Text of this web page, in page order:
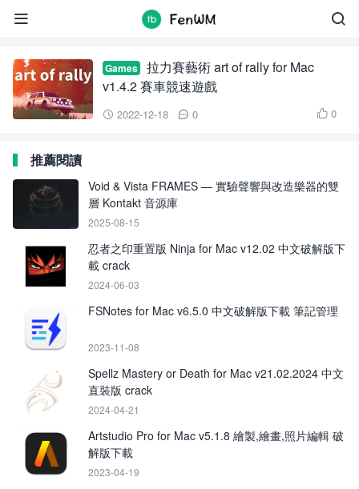


Games
拉力賽藝術 art of rally for Mac
v1.4.2 賽車競速遊戲
 2022-12-18  0  0
推薦閱讀
Void & Vista FRAMES — 實驗聲響與改造樂器的雙
層 Kontakt 音源庫
2025-08-15
忍者之印重置版 Ninja for Mac v12.02 中文破解版下
載 crack
2024-06-03
FSNotes for Mac v6.5.0 中文破解版下載 筆記管理
2023-11-08
Spellz Mastery or Death for Mac v21.02.2024 中文
直裝版 crack
2024-04-21
Artstudio Pro for Mac v5.1.8 繪製,繪畫,照片編輯 破
解版下載
2023-04-19